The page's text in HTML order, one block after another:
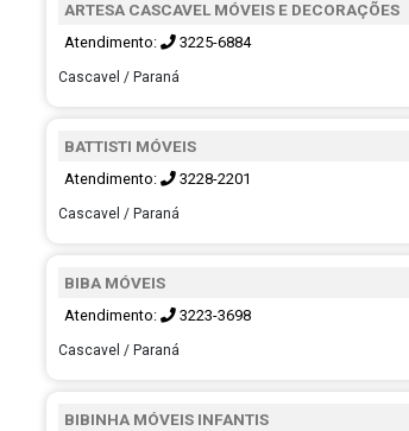
ARTESA CASCAVEL MÓVEIS E DECORAÇÕES
Atendimento: 3225-6884
Cascavel / Paraná
BATTISTI MÓVEIS
Atendimento: 3228-2201
Cascavel / Paraná
BIBA MÓVEIS
Atendimento: 3223-3698
Cascavel / Paraná
BIBINHA MÓVEIS INFANTIS